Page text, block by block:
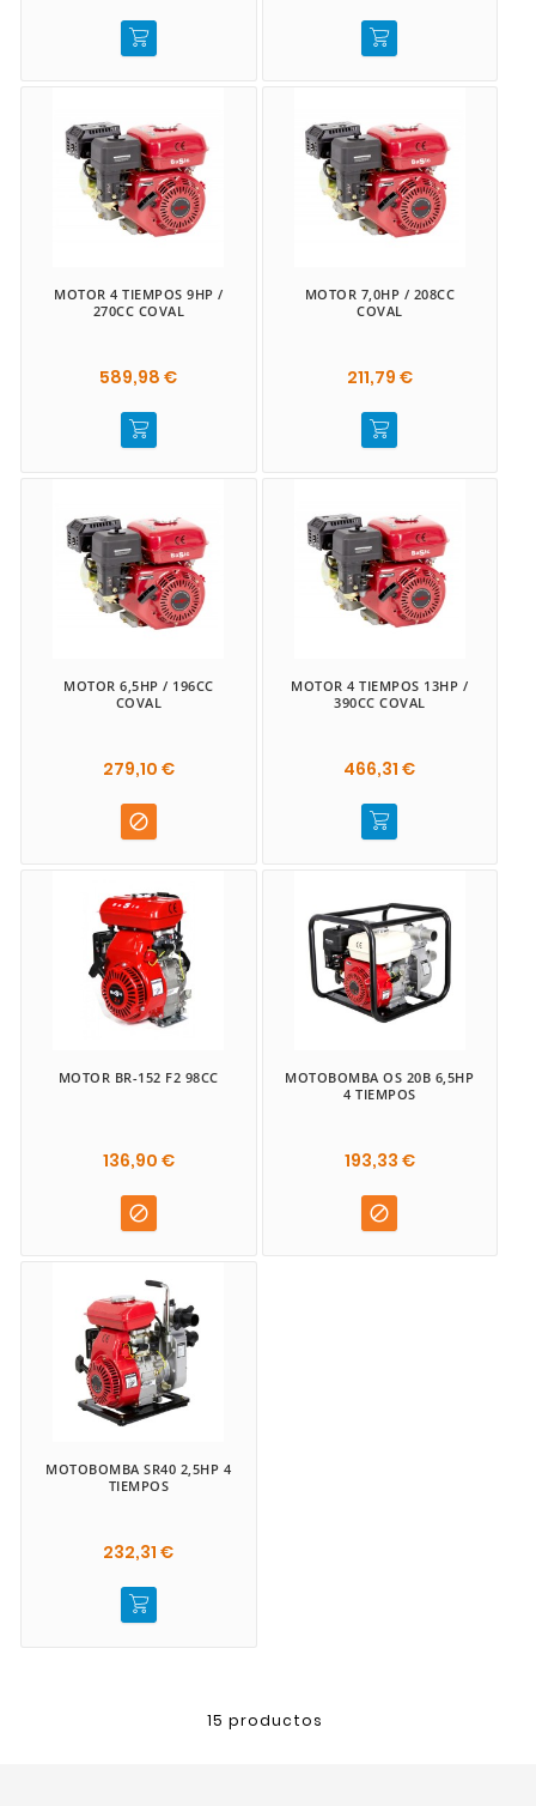
MOTOR 4 TIEMPOS 9HP /
270CC COVAL
589,98 €
MOTOR 7,0HP / 208CC
COVAL
211,79 €
MOTOR 6,5HP / 196CC
COVAL
279,10 €

MOTOR 4 TIEMPOS 13HP /
390CC COVAL
466,31 €
MOTOR BR-152 F2 98CC
136,90 €

MOTOBOMBA OS 20B 6,5HP
4 TIEMPOS
193,33 €

MOTOBOMBA SR40 2,5HP 4
TIEMPOS
232,31 €
15 productos